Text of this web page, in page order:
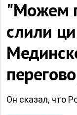
"Можем
слили
Он сказал, что